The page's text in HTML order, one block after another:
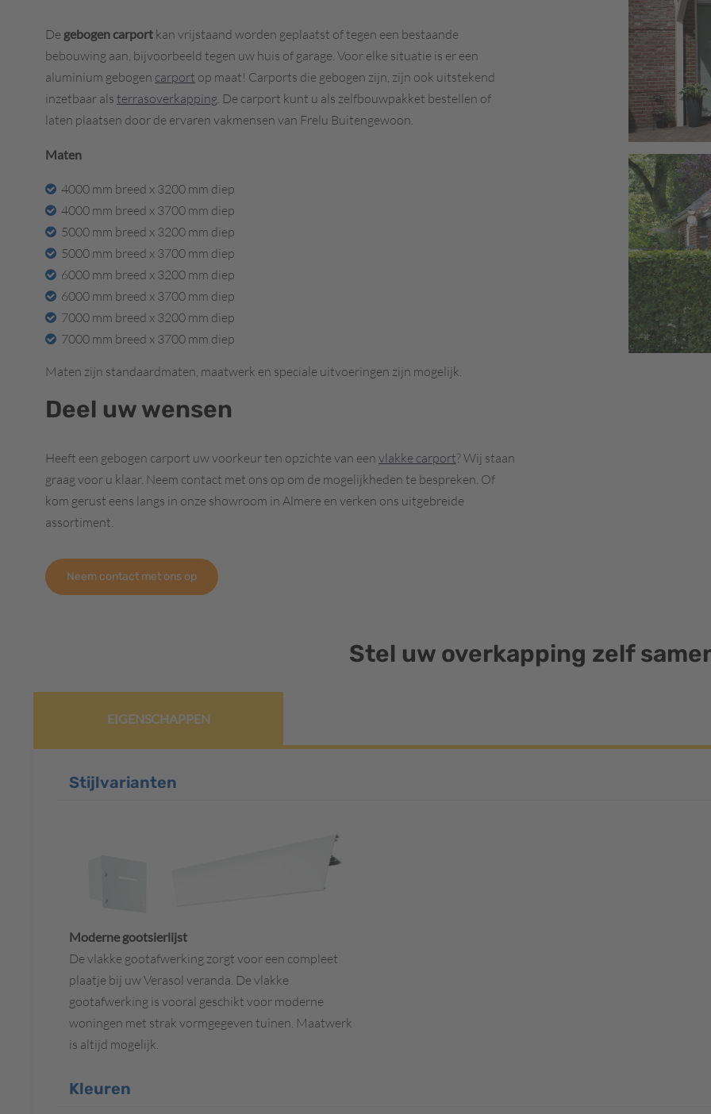
De gebogen carport kan vrijstaand worden geplaatst of tegen een bestaande
bebouwing aan, bijvoorbeeld tegen uw huis of garage. Voor elke situatie is er een
aluminium gebogen carport op maat! Carports die gebogen zijn, zijn ook uitstekend
inzetbaar als terrasoverkapping. De carport kunt u als zelfbouwpakket bestellen of
laten plaatsen door de ervaren vakmensen van Frelu Buitengewoon.
Maten
4000 mm breed x 3200 mm diep
4000 mm breed x 3700 mm diep
5000 mm breed x 3200 mm diep
5000 mm breed x 3700 mm diep
6000 mm breed x 3200 mm diep
6000 mm breed x 3700 mm diep
7000 mm breed x 3200 mm diep
7000 mm breed x 3700 mm diep
Maten zijn standaardmaten, maatwerk en speciale uitvoeringen zijn mogelijk.
Deel uw wensen
Heeft een gebogen carport uw voorkeur ten opzichte van een vlakke carport? Wij staan
graag voor u klaar. Neem contact met ons op om de mogelijkheden te bespreken. Of
kom gerust eens langs in onze showroom in Almere en verken ons uitgebreide
assortiment.
Neem contact met ons op
Stel uw overkapping zelf
EIGENSCHAPPEN
Stijlvarianten
Moderne gootsierlijst
De vlakke gootafwerking zorgt voor een compleet
plaatje bij uw Verasol veranda. De vlakke
gootafwerking is vooral geschikt voor moderne
woningen met strak vormgegeven tuinen. Maatwerk
is altijd mogelijk.
Kleuren